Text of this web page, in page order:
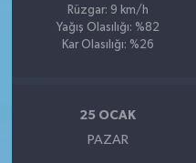
Rüzgar: 9 km/h
Yağış Olasılığı: %82
Kar Olasılığı: %26
25 OCAK
PAZAR